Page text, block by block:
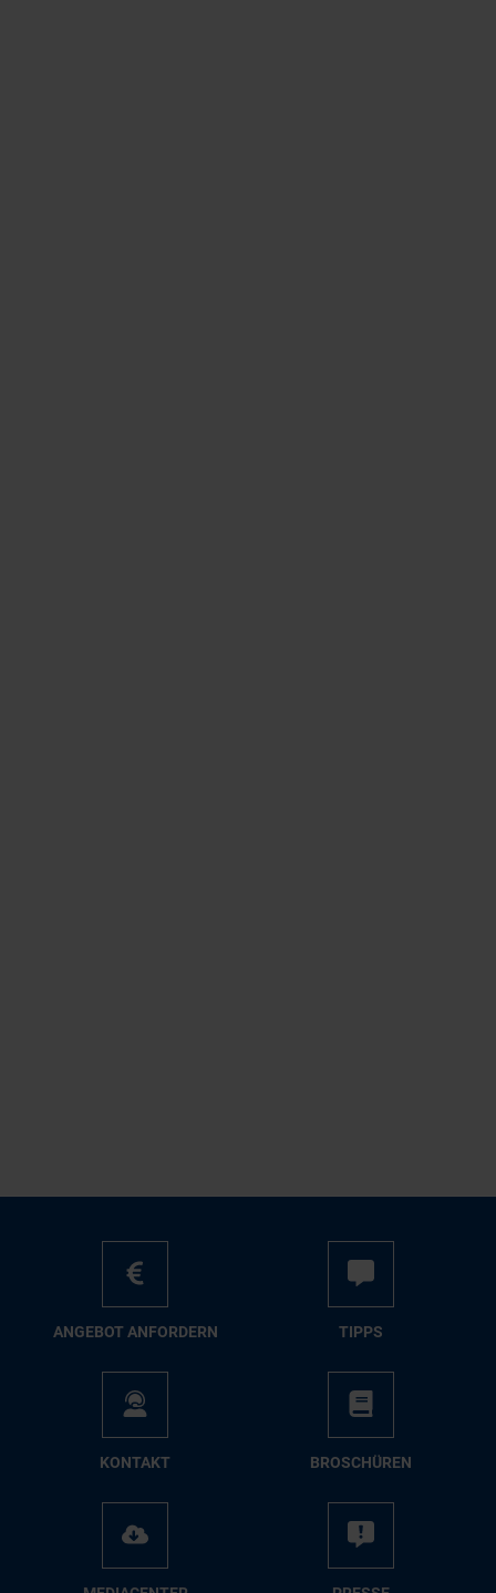
AN­GE­BOT AN­FOR­DERN TIPPS
KON­TAKT BRO­SCHÜ­REN